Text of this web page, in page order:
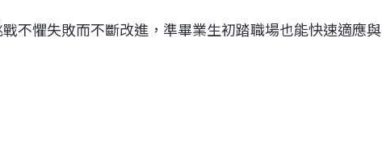
不懼失敗而不斷改進，準畢業生初踏職場也能快速適應與